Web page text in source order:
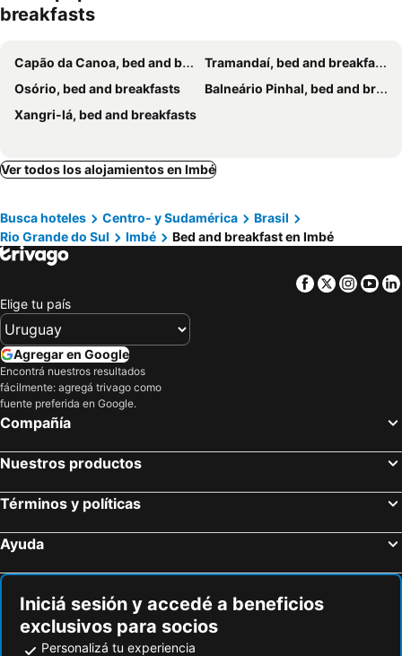
breakfasts
Capão da Canoa, bed and breakfasts
Tramandaí, bed and breakfasts
Osório, bed and breakfasts
Balneário Pinhal, bed and breakfasts
Xangri-lá, bed and breakfasts
Ver todos los alojamientos en Imbé
Busca hoteles Centro- y Sudamérica
Brasil
Rio Grande do Sul
Imbé Bed and breakfast en Imbé
Facebook
Twitter
Elige tu país
Agregar en Google
Encontrá nuestros resultados
fácilmente: agregá trivago como
fuente preferida en Google.
Compañía
Nuestros productos
Términos y políticas
Ayuda
Iniciá sesión y accedé a beneficios
exclusivos para socios
Personalizá tu experiencia